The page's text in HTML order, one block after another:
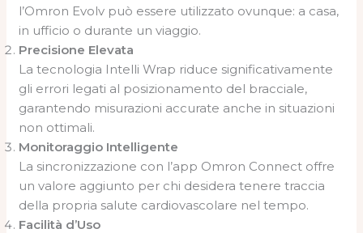
l’Omron Evolv può essere utilizzato ovunque: a casa,
in ufficio o durante un viaggio.
Precisione Elevata
La tecnologia Intelli Wrap riduce significativamente
gli errori legati al posizionamento del bracciale,
garantendo misurazioni accurate anche in situazioni
non ottimali.
Monitoraggio Intelligente
La sincronizzazione con l’app Omron Connect offre
un valore aggiunto per chi desidera tenere traccia
della propria salute cardiovascolare nel tempo.
Facilità d’Uso